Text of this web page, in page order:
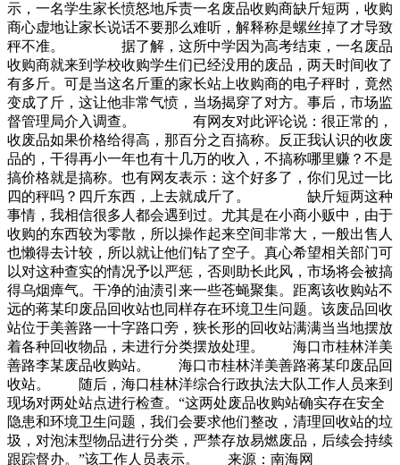
示，一名学生家长愤怒地斥责一名废品收购商缺斤短两，收购
商心虚地让家长说话不要那么难听，解释称是螺丝掉了才导致
秤不准。 据了解，这所中学因为高考结束，一名废品
收购商就来到学校收购学生们已经没用的废品，两天时间收了
有多斤。可是当这名斤重的家长站上收购商的电子秤时，竟然
变成了斤，这让他非常气愤，当场揭穿了对方。事后，市场监
督管理局介入调查。 有网友对此评论说：很正常的，
收废品如果价格给得高，那百分之百搞称。反正我认识的收废
品的，干得再小一年也有十几万的收入，不搞称哪里赚？不是
搞价格就是搞称。也有网友表示：这个好多了，你们见过一比
四的秤吗？四斤东西，上去就成斤了。 缺斤短两这种
事情，我相信很多人都会遇到过。尤其是在小商小贩中，由于
收购的东西较为零散，所以操作起来空间非常大，一般出售人
也懒得去计较，所以就让他们钻了空子。真心希望相关部门可
以对这种查实的情况予以严惩，否则助长此风，市场将会被搞
得乌烟瘴气。干净的油渍引来一些苍蝇聚集。距离该收购站不
远的蒋某印废品回收站也同样存在环境卫生问题。该废品回收
站位于美善路一十字路口旁，狭长形的回收站满满当当地摆放
着各种回收物品，未进行分类摆放处理。 海口市桂林洋美
善路李某废品收购站。 海口市桂林洋美善路蒋某印废品回
收站。 随后，海口桂林洋综合行政执法大队工作人员来到
现场对两处站点进行检查。“这两处废品收购站确实存在安全
隐患和环境卫生问题，我们会要求他们整改，清理回收站的垃
圾，对泡沫型物品进行分类，严禁存放易燃废品，后续会持续
跟踪督办。”该工作人员表示。 来源：南海网